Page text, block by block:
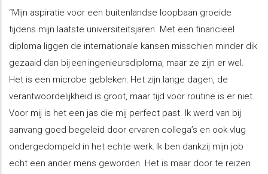
“Mijn aspiratie voor een buitenlandse loopbaan groeide
tijdens mijn laatste universiteitsjaren. Met een financieel
diploma liggen de internationale kansen misschien minder dik
gezaaid dan bij een ingenieursdiploma, maar ze zijn er wel.
Het is een microbe gebleken. Het zijn lange dagen, de
verantwoordelijkheid is groot, maar tijd voor routine is er niet.
Voor mij is het een jas die mij perfect past. Ik werd van bij
aanvang goed begeleid door ervaren collega’s en ook vlug
ondergedompeld in het echte werk. Ik ben dankzij mijn job
echt een ander mens geworden. Het is maar door te reizen